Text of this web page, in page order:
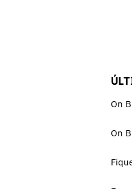
On
On